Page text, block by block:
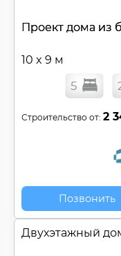
Проект дома из
10 x 9 м
5
Строительство от: 2
Позвонить
Двухэтажный